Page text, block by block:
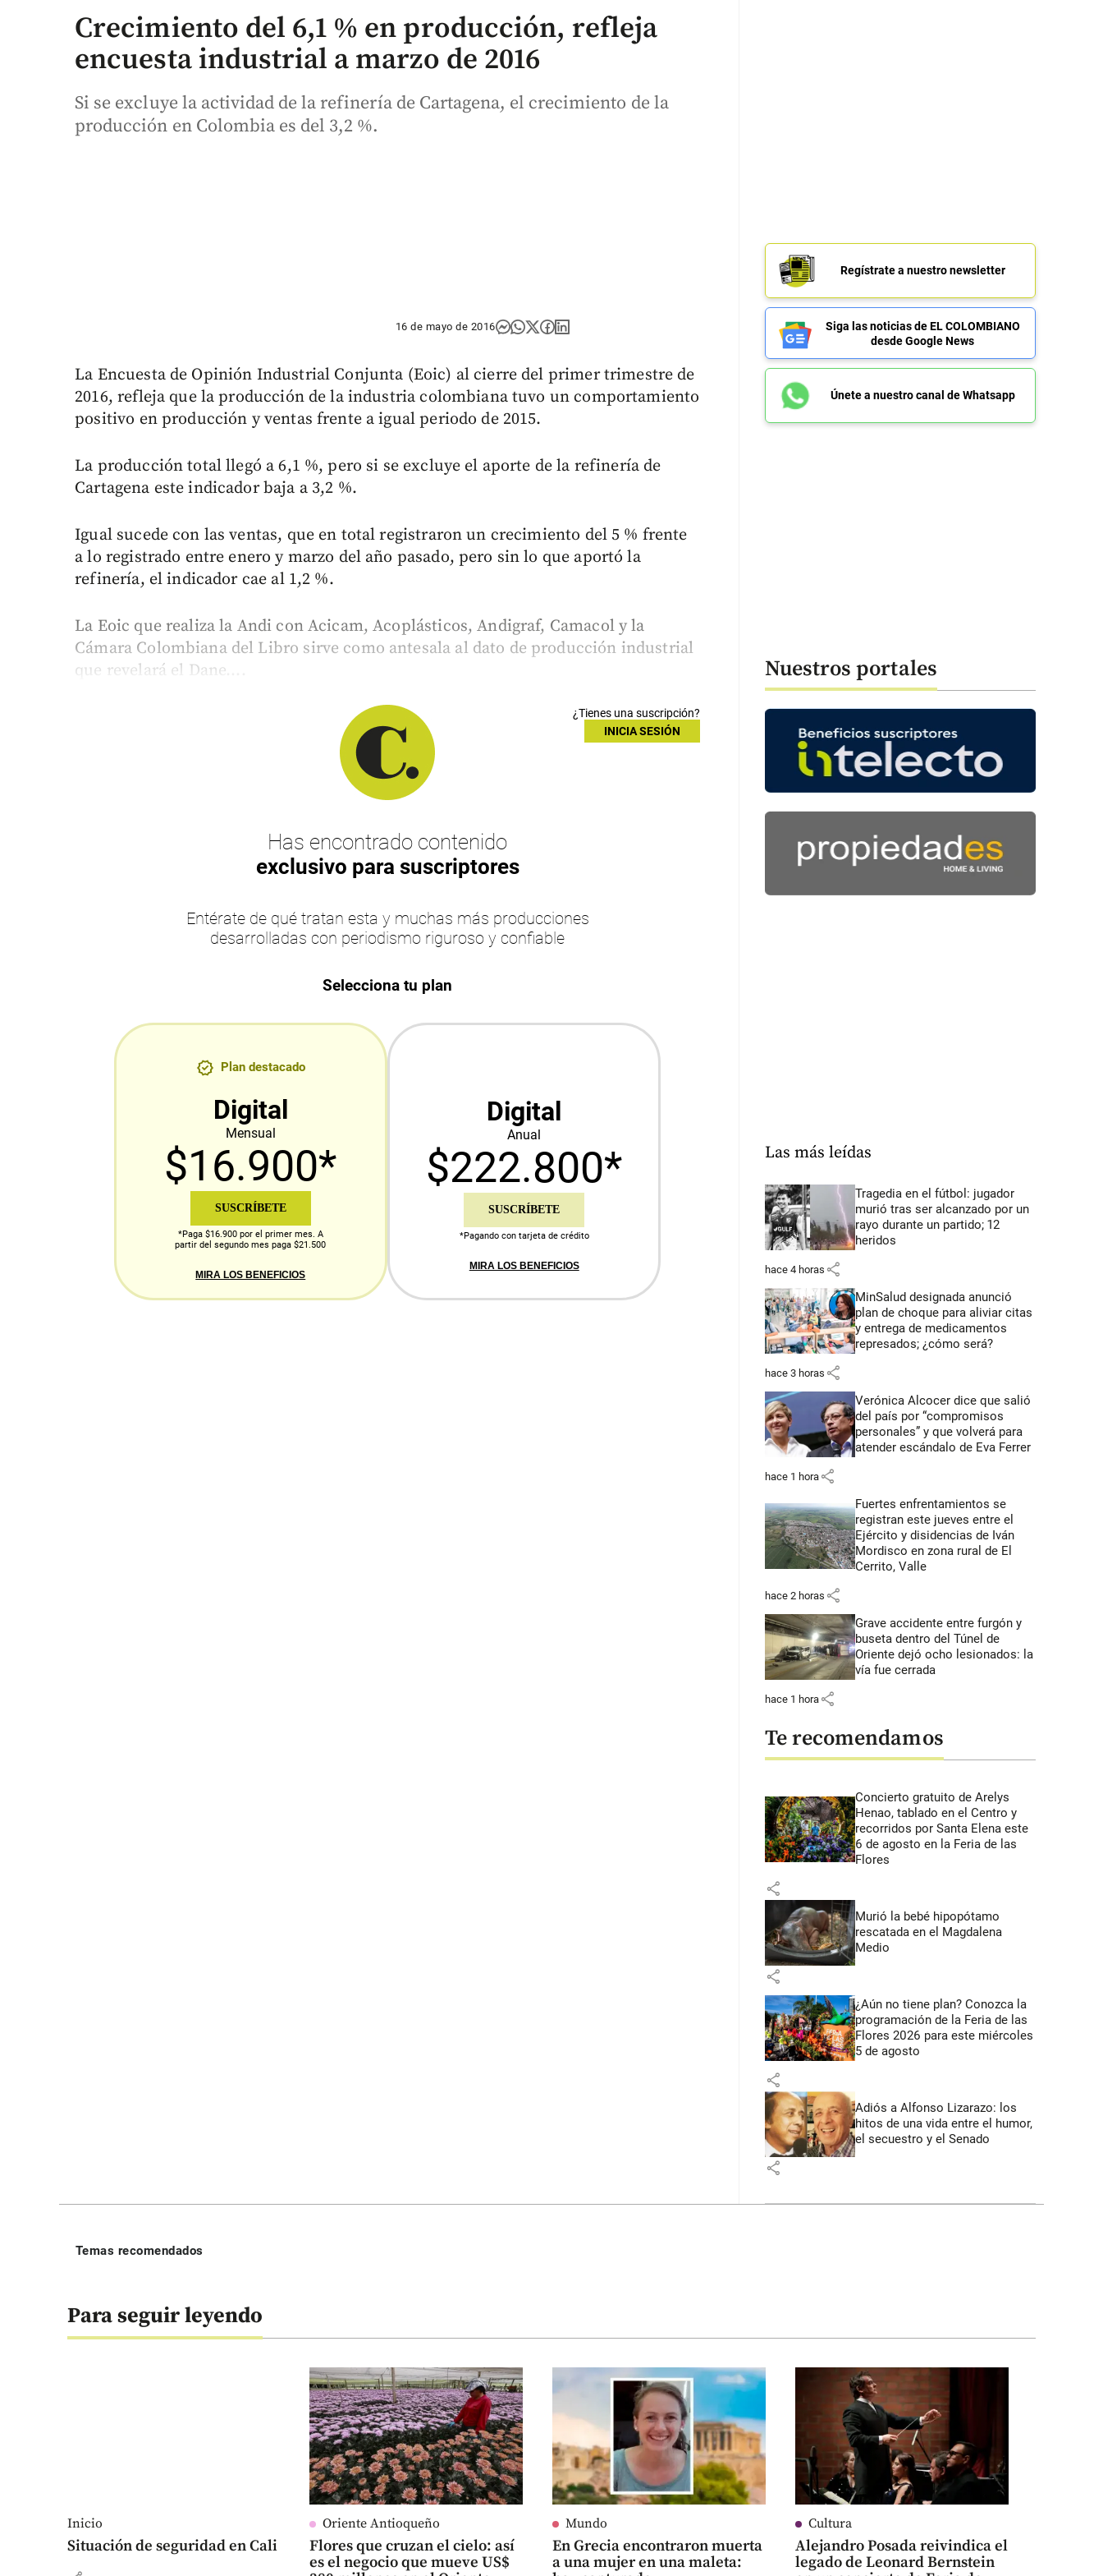
Crecimiento del 6,1 % en producción, refleja
encuesta industrial a marzo de 2016
Si se excluye la actividad de la refinería de Cartagena, el crecimiento de la
producción en Colombia es del 3,2 %.
16 de mayo de 2016
La Encuesta de Opinión Industrial Conjunta (Eoic) al cierre del primer trimestre de
2016, refleja que la producción de la industria colombiana tuvo un comportamiento
positivo en producción y ventas frente a igual periodo de 2015.
La producción total llegó a 6,1 %, pero si se excluye el aporte de la refinería de
Cartagena este indicador baja a 3,2 %.
Igual sucede con las ventas, que en total registraron un crecimiento del 5 % frente
a lo registrado entre enero y marzo del año pasado, pero sin lo que aportó la
refinería, el indicador cae al 1,2 %.
La Eoic que realiza la Andi con Acicam, Acoplásticos, Andigraf, Camacol y la
Cámara Colombiana del Libro sirve como antesala al dato de producción industrial
que revelará el Dane....
¿Tienes una suscripción?
INICIA SESIÓN
Has encontrado contenido
exclusivo para suscriptores
Entérate de qué tratan esta y muchas más producciones
desarrolladas con periodismo riguroso y confiable
Selecciona tu plan
Plan destacado
Digital
Mensual
$16.900*
SUSCRÍBETE
*Paga $16.900 por el primer mes. A
partir del segundo mes paga $21.500
MIRA LOS BENEFICIOS
Digital
Anual
$222.800*
SUSCRÍBETE
*Pagando con tarjeta de crédito
MIRA LOS BENEFICIOS
Regístrate a nuestro newsletter
Siga las noticias de EL COLOMBIANO
desde Google News
Únete a nuestro canal de Whatsapp
Nuestros portales
Las más leídas
Tragedia en el fútbol: jugador
murió tras ser alcanzado por un
rayo durante un partido; 12
heridos
hace 4 horas share
MinSalud designada anunció
plan de choque para aliviar citas
y entrega de medicamentos
represados; ¿cómo será?
hace 3 horas share
Verónica Alcocer dice que salió
del país por “compromisos
personales” y que volverá para
atender escándalo de Eva Ferrer
hace 1 hora share
Fuertes enfrentamientos se
registran este jueves entre el
Ejército y disidencias de Iván
Mordisco en zona rural de El
Cerrito, Valle
hace 2 horas share
Grave accidente entre furgón y
buseta dentro del Túnel de
Oriente dejó ocho lesionados: la
vía fue cerrada
hace 1 hora share
Te recomendamos
Concierto gratuito de Arelys
Henao, tablado en el Centro y
recorridos por Santa Elena este
6 de agosto en la Feria de las
Flores
share
Murió la bebé hipopótamo
rescatada en el Magdalena
Medio
share
¿Aún no tiene plan? Conozca la
programación de la Feria de las
Flores 2026 para este miércoles
5 de agosto
share
Adiós a Alfonso Lizarazo: los
hitos de una vida entre el humor,
el secuestro y el Senado
share
Temas recomendados
Para seguir leyendo
Inicio
Situación de seguridad en Cali
Oriente Antioqueño
Flores que cruzan el cielo: así
es el negocio que mueve US$
Mundo
En Grecia encontraron muerta
a una mujer en una maleta:
Cultura
Alejandro Posada reivindica el
legado de Leonard Bernstein